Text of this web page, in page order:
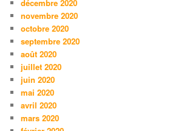
décembre 2020
novembre 2020
octobre 2020
septembre 2020
août 2020
juillet 2020
juin 2020
mai 2020
avril 2020
mars 2020